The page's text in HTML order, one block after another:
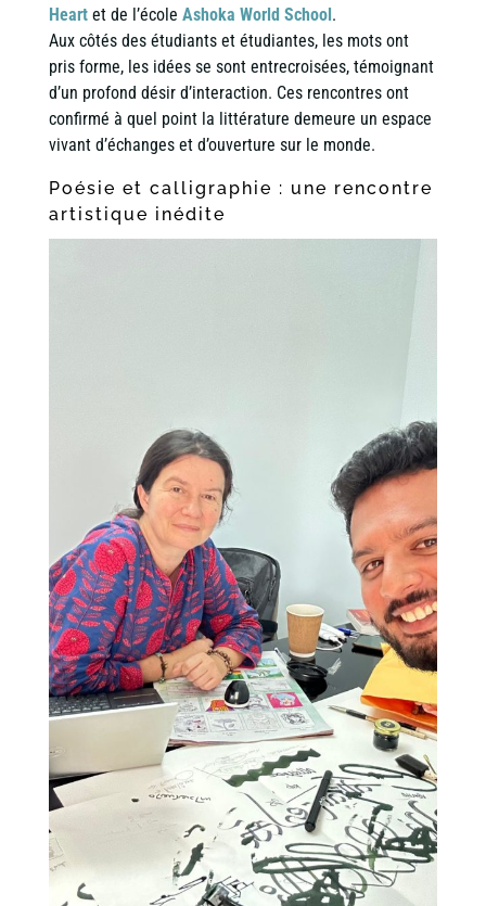
Heart et de l’école Ashoka World School.
Aux côtés des étudiants et étudiantes, les mots ont
pris forme, les idées se sont entrecroisées, témoignant
d’un profond désir d’interaction. Ces rencontres ont
confirmé à quel point la littérature demeure un espace
vivant d’échanges et d’ouverture sur le monde.
Poésie et calligraphie : une rencontre
artistique inédite